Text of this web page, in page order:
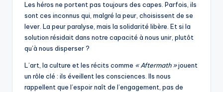
Les héros ne portent pas toujours des capes. Parfois, ils
sont ces inconnus qui, malgré la peur, choisissent de se
lever. La peur paralyse, mais la solidarité libère. Et si la
solution résidait dans notre capacité à nous unir, plutôt
qu’à nous disperser ?
L’art, la culture et les récits comme « Aftermath »jouent
un rôle clé : ils éveillent les consciences. Ils nous
rappellent que l’espoir naît de l’engagement, pas de